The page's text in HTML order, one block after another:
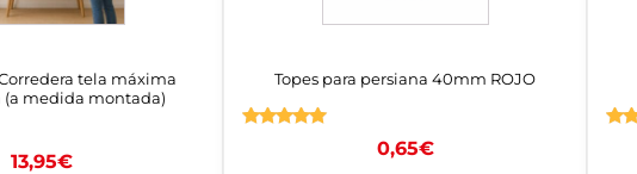
tela máxima
(a medida montada)
13,95€
Topes para persiana 40mm ROJO
0,65€